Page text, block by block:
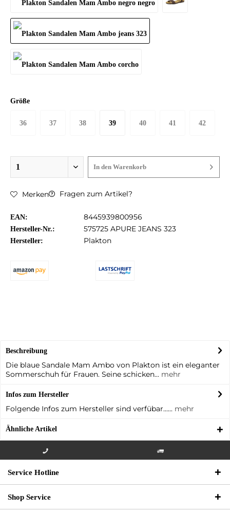
Größe
36 37 38 39 40 41 42
In den Warenkorb
Merken Fragen zum Artikel?
EAN: 8445939800956
Hersteller-Nr.: 575725 APURE JEANS 323
Hersteller: Plakton
Beschreibung
Die blaue Sandale Mam Ambo von Plakton ist ein eleganter
Sommerschuh für Frauen. Seine schicken... mehr
Infos zum Hersteller
Folgende Infos zum Hersteller sind verfübar...... mehr
Ähnliche Artikel
000
Service Hotline
Shop Service